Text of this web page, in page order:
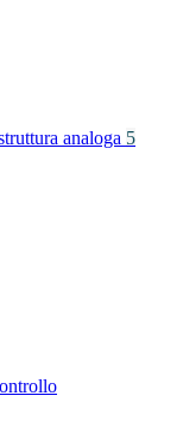
analoga 5